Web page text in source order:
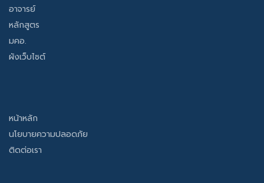
อาจารย์
หลักสูตร
มคอ.
ผังเว็บไซต์
หน้าหลัก
นโยบายความปลอดภัย
ติดต่อเรา